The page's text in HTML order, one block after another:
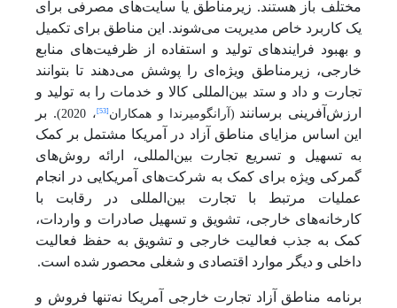
مختلف باز هستند. زیرمناطق یا سایت‌های مصرفی برای
یک کاربرد خاص مدیریت می‌شوند. این مناطق برای تکمیل
و بهبود فرایندهای تولید و استفاده از ظرفیت‌های منابع
خارجی، زیرمناطق ویژه‌ای را پوشش می‌دهند تا بتوانند
تجارت و داد و ستد بین‌المللی کالا و خدمات را به تولید و
ارزش‌آفرینی برسانند (آرانگومیرندا و همکاران [53] ، 2020)
. بر
این اساس مزایای مناطق آزاد در آمریکا مشتمل بر کمک
به تسهیل و تسریع تجارت بین‌المللی، ارائه روش‌های
گمرکی ویژه برای کمک به شرکت‌های آمریکایی در انجام
عملیات مرتبط با تجارت بین‌المللی در رقابت با
کارخانه‌های خارجی، تشویق و تسهیل صادرات و واردات،
کمک به جذب فعالیت خارجی و تشویق به حفظ فعالیت
داخلی و دیگر موارد اقتصادی و شغلی محصور شده است.
برنامه مناطق آزاد تجارت خارجی آمریکا نه‌تنها فروش و